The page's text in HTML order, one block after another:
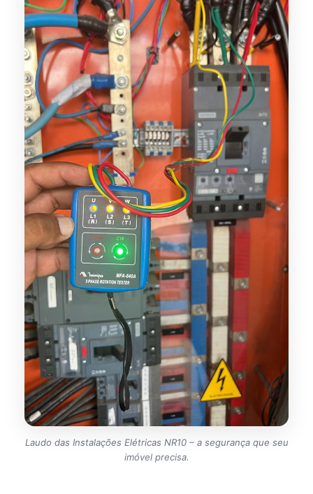
Laudo das Instalações Elétricas NR10 – a segurança que seu
imóvel precisa.